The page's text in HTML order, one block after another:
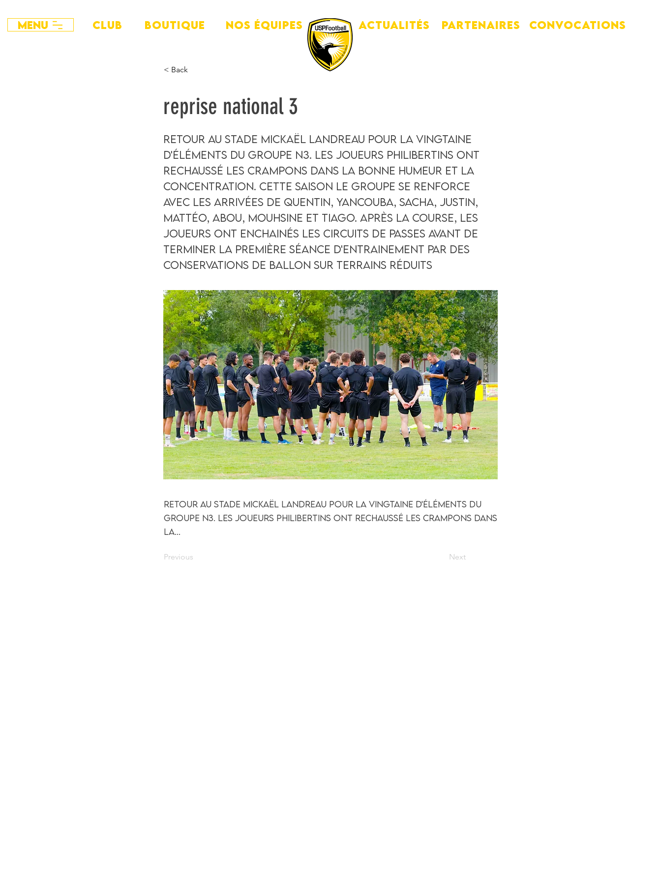
Menu CLUB BOUTIQUE Nos équipes Actualités PARTENAIRES Convocations
< Back
reprise national 3
Retour au stade Mickaël Landreau pour la vingtaine
d'éléments du groupe N3. Les joueurs Philibertins ont
rechaussé les crampons dans la bonne humeur et la
concentration. Cette saison le groupe se renforce
avec les arrivées de Quentin, Yancouba, Sacha, Justin,
Mattéo, Abou, Mouhsine et Tiago. Après la course, les
joueurs ont enchainés les circuits de passes Avant de
terminer la première séance d'entrainement par des
conservations de ballon sur terrains réduits
Retour au stade Mickaël Landreau pour la vingtaine d'éléments du
groupe N3. Les joueurs Philibertins ont rechaussé les crampons dans
la...
Previous Next